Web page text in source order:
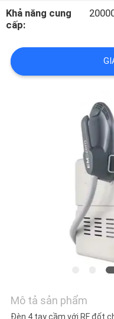
LIÊN
HỆ
CHÚNG
Khả năng cung
cấp:
Mô tả sản phẩm
Đèn 4 tay cầm với RF đốt